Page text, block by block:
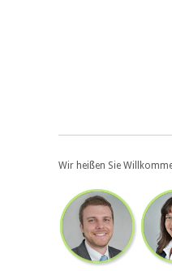
Wir heißen Sie